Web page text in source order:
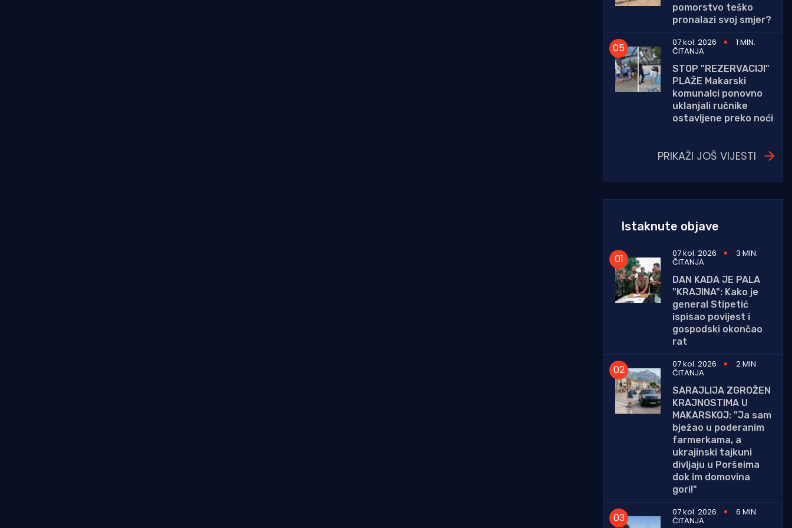
pomorstvo teško
pronalazi svoj smjer?
07 kol. 2026
1 MIN.
ČITANJA
STOP "REZERVACIJI"
PLAŽE Makarski
komunalci ponovno
uklanjali ručnike
ostavljene preko noći
PRIKAŽI JOŠ VIJESTI
Istaknute objave
07 kol. 2026 3 MIN.
ČITANJA
DAN KADA JE PALA
"KRAJINA": Kako je
general Stipetić
ispisao povijest i
gospodski okončao
rat
07 kol. 2026
2 MIN.
ČITANJA
SARAJLIJA ZGROŽEN
KRAJNOSTIMA U
MAKARSKOJ: "Ja sam
bježao u poderanim
farmerkama, a
ukrajinski tajkuni
divljaju u Poršeima
dok im domovina
gori!"
07 kol. 2026
6 MIN.
ČITANJA